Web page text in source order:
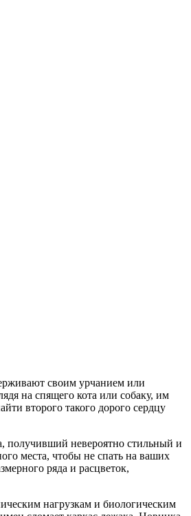
своим урчанием или
на спящего кота или собаку, им
второго такого дорого сердцу
получивший невероятно стильный и
места, чтобы не спать на ваших
ряда и расцветок,
нагрузкам и биологическим